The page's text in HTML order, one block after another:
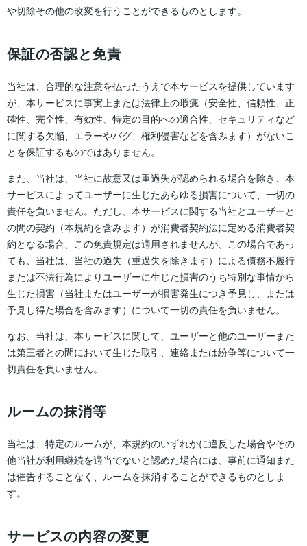
や切除その他の改変を行うことができるものとします。
保証の否認と免責
当社は、合理的な注意を払ったうえで本サービスを提供しています
が、本サービスに事実上または法律上の瑕疵（安全性、信頼性、正
確性、完全性、有効性、特定の目的への適合性、セキュリティなど
に関する欠陥、エラーやバグ、権利侵害などを含みます）がないこ
とを保証するものではありません。
また、当社は、当社に故意又は重過失が認められる場合を除き、本
サービスによってユーザーに生じたあらゆる損害について、一切の
責任を負いません。ただし、本サービスに関する当社とユーザーと
の間の契約（本規約を含みます）が消費者契約法に定める消費者契
約となる場合、この免責規定は適用されませんが、この場合であっ
ても、当社は、当社の過失（重過失を除きます）による債務不履行
または不法行為によりユーザーに生じた損害のうち特別な事情から
生じた損害（当社またはユーザーが損害発生につき予見し、または
予見し得た場合を含みます）について一切の責任を負いません。
なお、当社は、本サービスに関して、ユーザーと他のユーザーまた
は第三者との間において生じた取引、連絡または紛争等について一
切責任を負いません。
ルームの抹消等
当社は、特定のルームが、本規約のいずれかに違反した場合やその
他当社が利用継続を適当でないと認めた場合には、事前に通知また
は催告することなく、ルームを抹消することができるものとしま
す。
サービスの内容の変更